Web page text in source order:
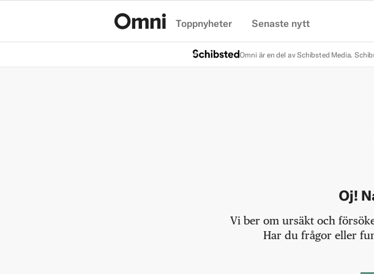
Toppnyheter Senaste nytt
Omni är en del av Schibsted Media.
Oj!
Vi ber om ursäkt och
Har du frågor eller